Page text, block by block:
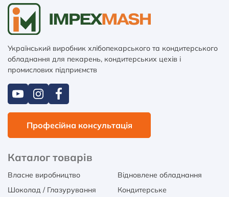
Український виробник хлібопекарського та кондитерського
обладнання для пекарень, кондитерських цехів і
промислових підприємств
Професійна консультація
Каталог товарів
Власне виробництво
Відновлене обладнання
Шоколад / Глазурування
Кондитерське